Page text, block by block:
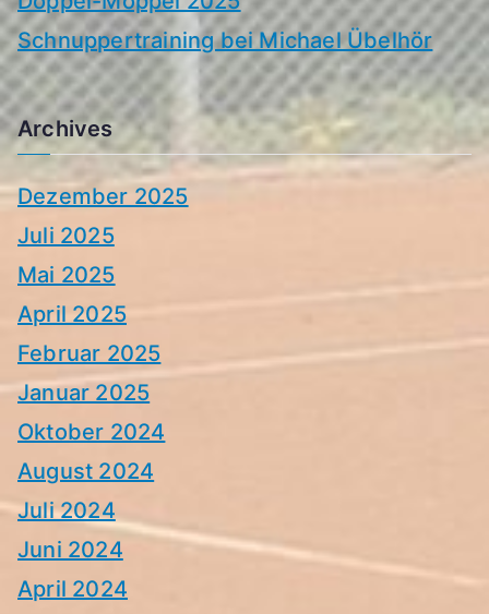
Schnuppertraining bei Michael Übelhör
Archives
Dezember 2025
Juli 2025
Mai 2025
April 2025
Februar 2025
Januar 2025
Oktober 2024
August 2024
Juli 2024
Juni 2024
April 2024